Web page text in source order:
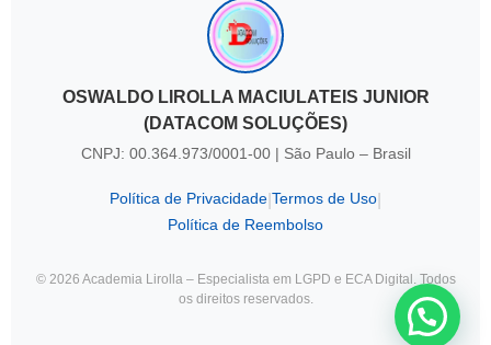
OSWALDO LIROLLA MACIULATEIS JUNIOR
(DATACOM SOLUÇÕES)
CNPJ: 00.364.973/0001-00 | São Paulo – Brasil
Política de Privacidade Termos de Uso
Política de Reembolso
© 2026 Academia Lirolla – Especialista em LGPD e ECA Digital. Todos
os direitos reservados.